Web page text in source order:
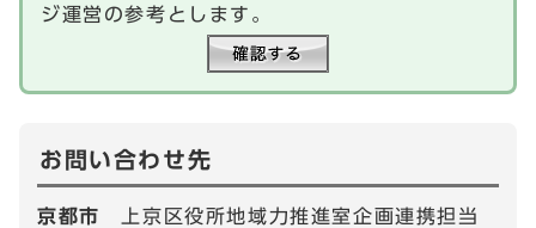
ジ運営の参考とします。
お問い合わせ先
京都市 上京区役所地域力推進室企画連携担当